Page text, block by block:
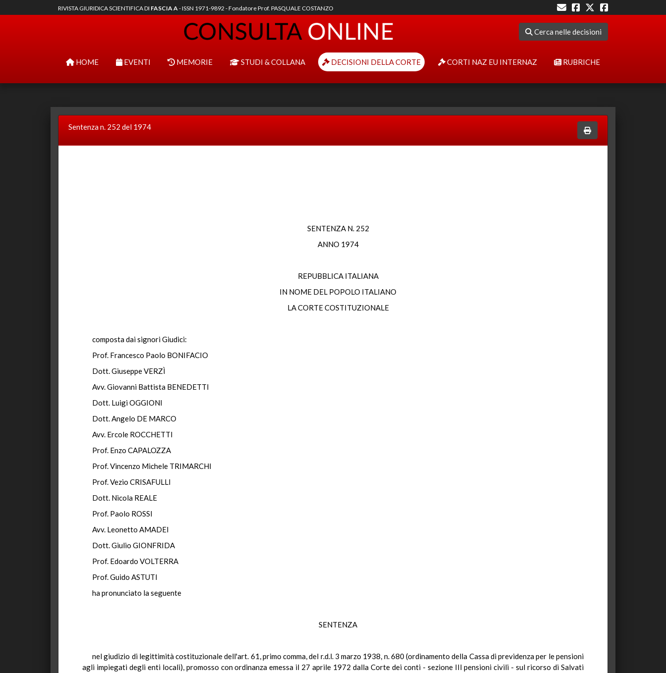
RIVISTA GIURIDICA SCIENTIFICA DI FASCIA A- ISSN 1971-9892 - Fondatore Prof. PASQUALE COSTANZO
Cerca nelle decisioni
HOME EVENTI MEMORIE STUDI & COLLANA DECISIONI DELLA CORTE CORTI NAZ EU INTERNAZ RUBRICHE
Sentenza n. 252 del 1974
SENTENZA N. 252
ANNO 1974
REPUBBLICA ITALIANA
IN NOME DEL POPOLO ITALIANO
LA CORTE COSTITUZIONALE
composta dai signori Giudici:
Prof. Francesco Paolo BONIFACIO
Dott. Giuseppe VERZÌ
Avv. Giovanni Battista BENEDETTI
Dott. Luigi OGGIONI
Dott. Angelo DE MARCO
Avv. Ercole ROCCHETTI
Prof. Enzo CAPALOZZA
Prof. Vincenzo Michele TRIMARCHI
Prof. Vezio CRISAFULLI
Dott. Nicola REALE
Prof. Paolo ROSSI
Avv. Leonetto AMADEI
Dott. Giulio GIONFRIDA
Prof. Edoardo VOLTERRA
Prof. Guido ASTUTI
ha pronunciato la seguente
SENTENZA
nel giudizio di legittimità costituzionale dell'art. 61, primo comma, del r.d.l. 3 marzo 1938, n. 680 (ordinamento della Cassa di previdenza per le pensioni
agli impiegati degli enti locali), promosso con ordinanza emessa il 27 aprile 1972 dalla Corte dei conti - sezione III pensioni civili - sul ricorso di Salvati